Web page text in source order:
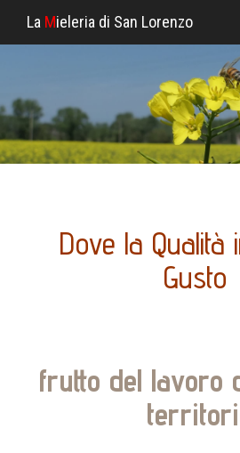
La Mieleria di San Lorenzo
Dove la Qualità
Gusto
frutto del lavoro